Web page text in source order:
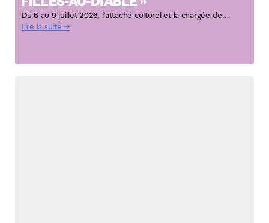
FILLES-AU-DIABLE »
Du 6 au 9 juillet 2026, l’attaché culturel et la chargée de...
Lire la suite →